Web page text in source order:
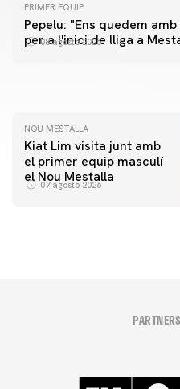
PRIMER EQUIP
Pepelu: "Ens quedem
per a l'inici de lliga a
08 agosto 2026
PRIMER EQUIP
📸 #ValenciaNUFC
PRIMER EQUIP
MESTALLA 📍
NOU MESTALLA
Kiat Lim visita junt amb
el primer equip masculí
el Nou Mestalla
07 agosto 2026